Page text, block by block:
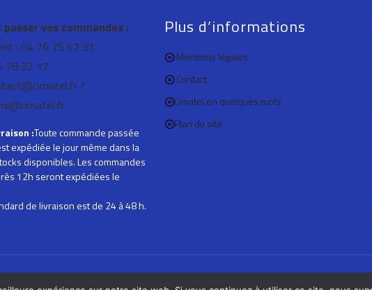
vos commandes :
: 04 76 75 67 81
78 32 17
/
:Toute commande passée
expédiée le jour même dans la
disponibles. Les commandes
12h seront expédiées le
de livraison est de 24 à 48 h.
Plus d’informations
Mentions légales
Contact
Cimatel en quelques mots
Plan du site
© 2021 Cimatel, tous droits réservés.